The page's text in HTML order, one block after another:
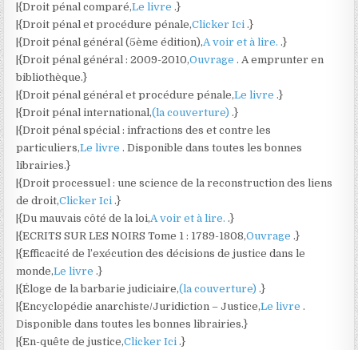
|{Droit pénal comparé,Le livre.}
|{Droit pénal et procédure pénale,Clicker Ici.}
|{Droit pénal général (5ème édition),A voir et à lire..}
|{Droit pénal général : 2009-2010,Ouvrage. A emprunter en
bibliothèque.}
|{Droit pénal général et procédure pénale,Le livre.}
|{Droit pénal international,(la couverture).}
|{Droit pénal spécial : infractions des et contre les
particuliers,Le livre. Disponible dans toutes les bonnes
librairies.}
|{Droit processuel : une science de la reconstruction des liens
de droit,Clicker Ici.}
|{Du mauvais côté de la loi,A voir et à lire..}
|{ECRITS SUR LES NOIRS Tome 1 : 1789-1808,Ouvrage.}
|{Efficacité de l’exécution des décisions de justice dans le
monde,Le livre.}
|{Éloge de la barbarie judiciaire,(la couverture).}
|{Encyclopédie anarchiste/Juridiction – Justice,Le livre.
Disponible dans toutes les bonnes librairies.}
|{En-quête de justice,Clicker Ici.}